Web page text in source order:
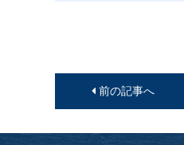
前の記事へ